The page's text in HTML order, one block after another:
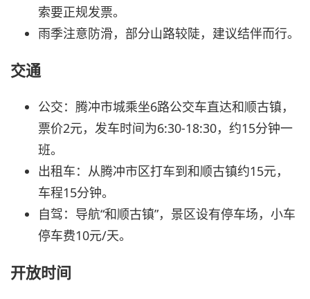
索要正规发票。
雨季注意防滑，部分山路较陡，建议结伴而行。
交通
公交：腾冲市城乘坐6路公交车直达和顺古镇，
票价2元，发车时间为6:30-18:30，约15分钟一
班。
出租车：从腾冲市区打车到和顺古镇约15元，
车程15分钟。
自驾：导航“和顺古镇”，景区设有停车场，小车
停车费10元/天。
开放时间